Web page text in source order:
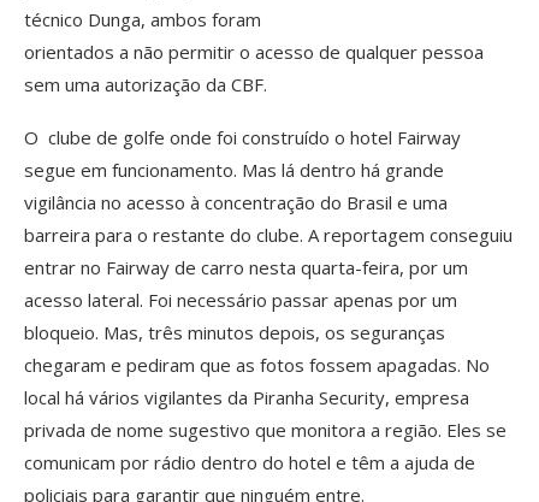
técnico Dunga, ambos foram
orientados a não permitir o acesso de qualquer pessoa
sem uma autorização da CBF.
O clube de golfe onde foi construído o hotel Fairway
segue em funcionamento. Mas lá dentro há grande
vigilância no acesso à concentração do Brasil e uma
barreira para o restante do clube. A reportagem conseguiu
entrar no Fairway de carro nesta quarta-feira, por um
acesso lateral. Foi necessário passar apenas por um
bloqueio. Mas, três minutos depois, os seguranças
chegaram e pediram que as fotos fossem apagadas. No
local há vários vigilantes da Piranha Security, empresa
privada de nome sugestivo que monitora a região. Eles se
comunicam por rádio dentro do hotel e têm a ajuda de
policiais para garantir que ninguém entre.